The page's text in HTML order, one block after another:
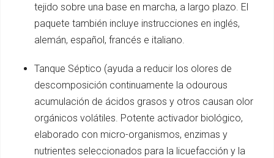
tejido sobre una base en marcha, a largo plazo. El
paquete también incluye instrucciones en inglés,
alemán, español, francés e italiano.
Tanque Séptico (ayuda a reducir los olores de
descomposición continuamente la odourous
acumulación de ácidos grasos y otros causan olor
orgánicos volátiles. Potente activador biológico,
elaborado con micro-organismos, enzimas y
nutrientes seleccionados para la licuefacción y la